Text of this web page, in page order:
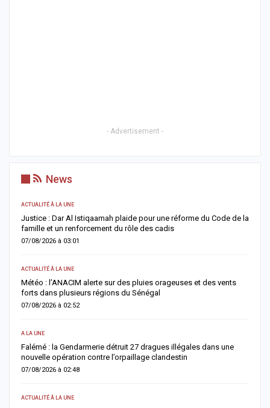
- Advertisement -
News
ACTUALITÉ À LA UNE
Justice : Dar Al Istiqaamah plaide pour une réforme du Code de la
famille et un renforcement du rôle des cadis
07/08/2026 à 03:01
ACTUALITÉ À LA UNE
Météo : l’ANACIM alerte sur des pluies orageuses et des vents
forts dans plusieurs régions du Sénégal
07/08/2026 à 02:52
A LA UNE
Falémé : la Gendarmerie détruit 27 dragues illégales dans une
nouvelle opération contre l’orpaillage clandestin
07/08/2026 à 02:48
ACTUALITÉ À LA UNE